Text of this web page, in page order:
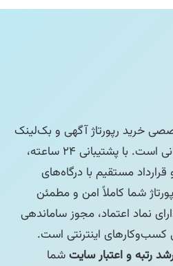
خرید رپورتاژ آگهی و بک‌لینک
از معتبرترین سایت‌های ایرانی است. با پشتیبانی ۲۴ ساعته،
مستقیم با درگاه‌های
شما کاملاً امن و مطمئن
نماد اعتماد، مجوز ساماندهی
اینترنتی است.
رتبه و اعتبار سایتشما